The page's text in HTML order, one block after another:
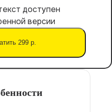
доступен
версии
299 р.